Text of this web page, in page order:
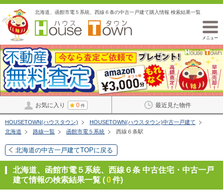
北海道、函館市電５系統、西線６条の中古一戸建て購入情報 検索結果一覧
メニュー
お気に入り 0 件 最近見た物件
HOUSETOWN(ハウスタウン)
HOUSETOWN(ハウスタウン)中古一戸建て
北海道
路線一覧 函館市電５系統 西線６条駅
北海道の中古一戸建てTOPに戻る
北海道、函館市電５系統、西線６条 中古住宅・中古一戸
建て情報の検索結果一覧 (0件)